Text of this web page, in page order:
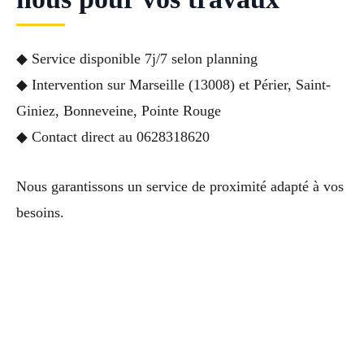
◆ Service disponible 7j/7 selon planning
◆ Intervention sur Marseille (13008) et Périer, Saint-
Giniez, Bonneveine, Pointe Rouge
◆ Contact direct au 0628318620
Nous garantissons un service de proximité adapté à vos
besoins.